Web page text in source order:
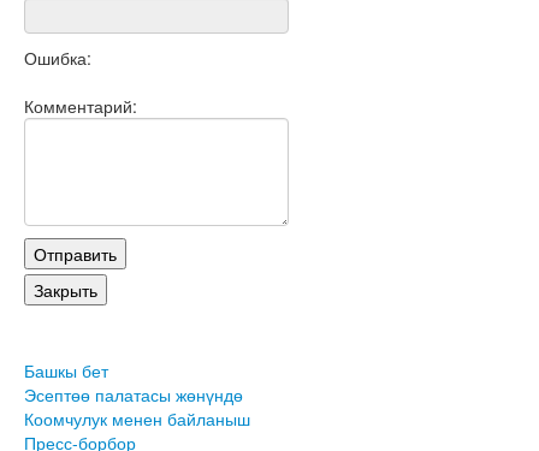
Ошибка:
Комментарий:
Башкы бет
Эсептөө палатасы жөнүндө
Коомчулук менен байланыш
Пресс-борбор